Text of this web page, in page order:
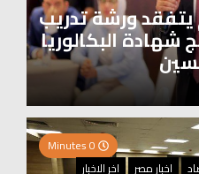
يتفقد ورشة تدريب
البكالوريا
اخبار مصر
اخر الاخبار